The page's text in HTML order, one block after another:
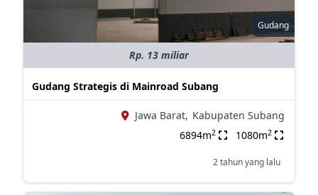
Gudang
Rp. 13 miliar
Gudang Strategis di Mainroad Subang
Jawa Barat, Kabupaten Subang
6894m2 1080m2
2 tahun yang lalu